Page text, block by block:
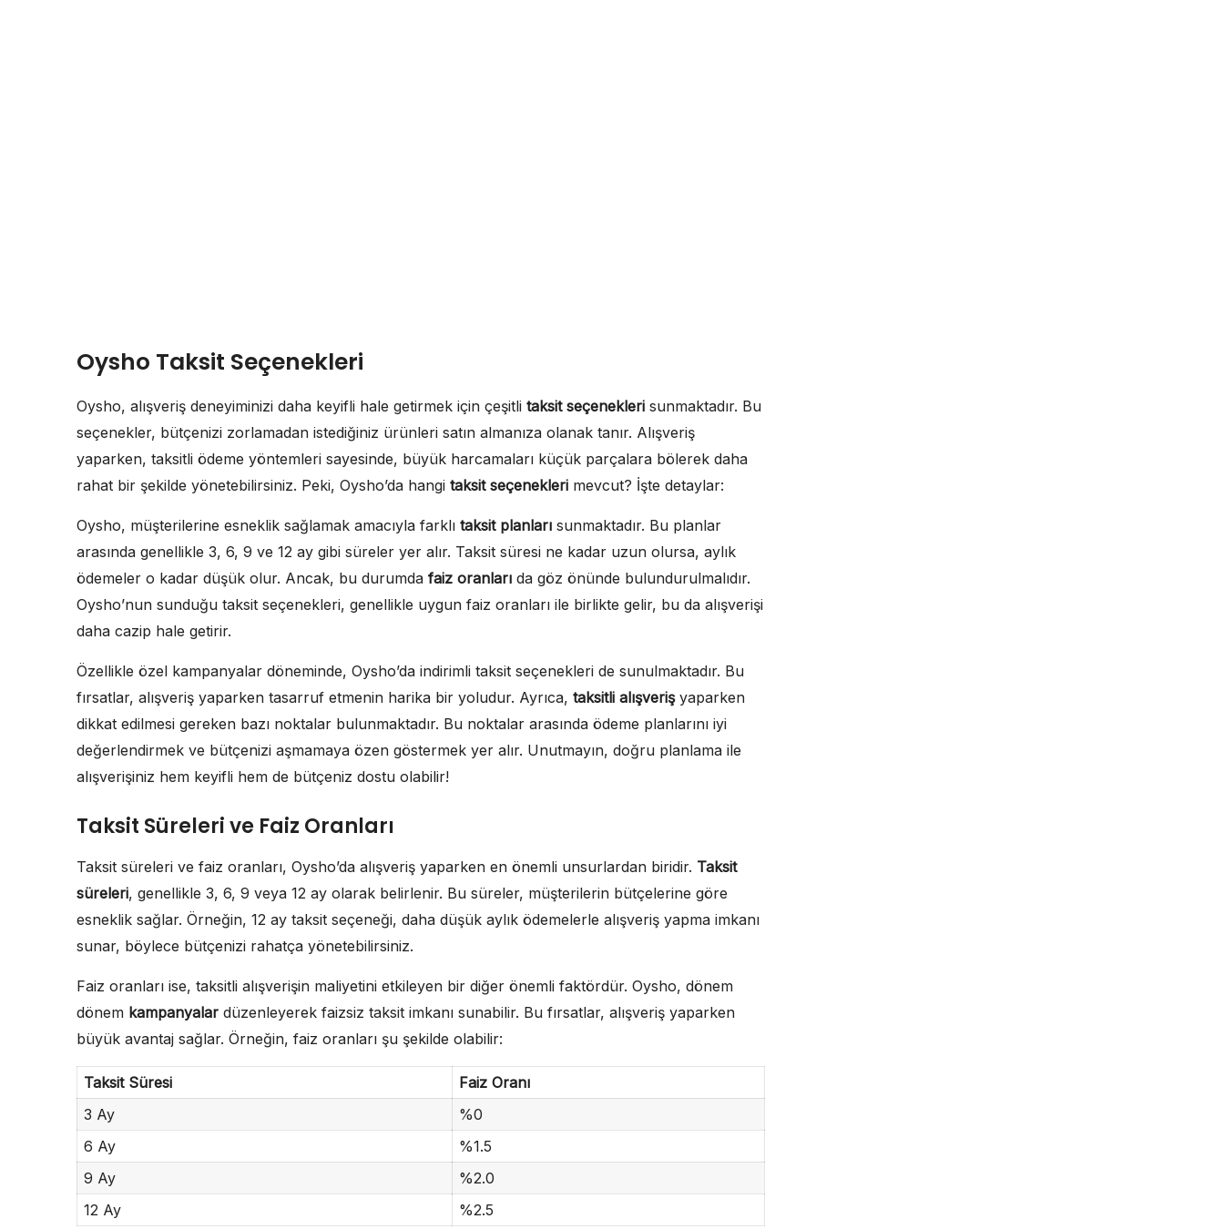
Oysho Taksit Seçenekleri
Oysho, alışveriş deneyiminizi daha keyifli hale getirmek için çeşitli taksit seçenekleri sunmaktadır. Bu
seçenekler, bütçenizi zorlamadan istediğiniz ürünleri satın almanıza olanak tanır. Alışveriş
yaparken, taksitli ödeme yöntemleri sayesinde, büyük harcamaları küçük parçalara bölerek daha
rahat bir şekilde yönetebilirsiniz. Peki, Oysho’da hangi taksit seçenekleri mevcut? İşte detaylar:
Oysho, müşterilerine esneklik sağlamak amacıyla farklı taksit planları sunmaktadır. Bu planlar
arasında genellikle 3, 6, 9 ve 12 ay gibi süreler yer alır. Taksit süresi ne kadar uzun olursa, aylık
ödemeler o kadar düşük olur. Ancak, bu durumda faiz oranları da göz önünde bulundurulmalıdır.
Oysho’nun sunduğu taksit seçenekleri, genellikle uygun faiz oranları ile birlikte gelir, bu da alışverişi
daha cazip hale getirir.
Özellikle özel kampanyalar döneminde, Oysho’da indirimli taksit seçenekleri de sunulmaktadır. Bu
fırsatlar, alışveriş yaparken tasarruf etmenin harika bir yoludur. Ayrıca, taksitli alışverişyaparken
dikkat edilmesi gereken bazı noktalar bulunmaktadır. Bu noktalar arasında ödeme planlarını iyi
değerlendirmek ve bütçenizi aşmamaya özen göstermek yer alır. Unutmayın, doğru planlama ile
alışverişiniz hem keyifli hem de bütçeniz dostu olabilir!
Taksit Süreleri ve Faiz Oranları
Taksit süreleri ve faiz oranları, Oysho’da alışveriş yaparken en önemli unsurlardan biridir. Taksit
süreleri, genellikle 3, 6, 9 veya 12 ay olarak belirlenir. Bu süreler, müşterilerin bütçelerine göre
esneklik sağlar. Örneğin, 12 ay taksit seçeneği, daha düşük aylık ödemelerle alışveriş yapma imkanı
sunar, böylece bütçenizi rahatça yönetebilirsiniz.
Faiz oranları ise, taksitli alışverişin maliyetini etkileyen bir diğer önemli faktördür. Oysho, dönem
dönem kampanyalar düzenleyerek faizsiz taksit imkanı sunabilir. Bu fırsatlar, alışveriş yaparken
büyük avantaj sağlar. Örneğin, faiz oranları şu şekilde olabilir:
Taksit Süresi
Faiz Oranı
3 Ay
%0
6 Ay
%1.5
9 Ay
%2.0
12 Ay
%2.5